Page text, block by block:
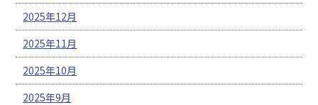
2025年12月
2025年11月
2025年10月
2025年9月